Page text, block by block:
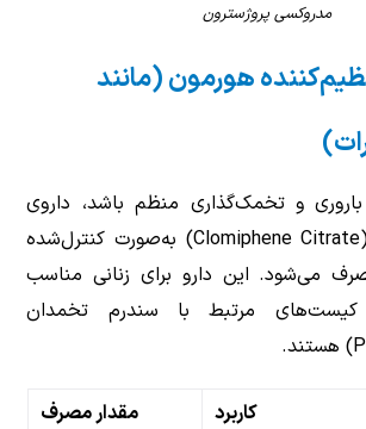
مدروکسی پروژسترون
هورمون (مانند
و تخمک‌گذاری منظم باشد، داروی
کلومیفن سیترات (Clomiphene Citrate) به‌صورت کنترل‌شده
می‌شود. این دارو برای زنانی مناسب
مرتبط با سندرم تخمدان
کاربرد مقدار مصرف